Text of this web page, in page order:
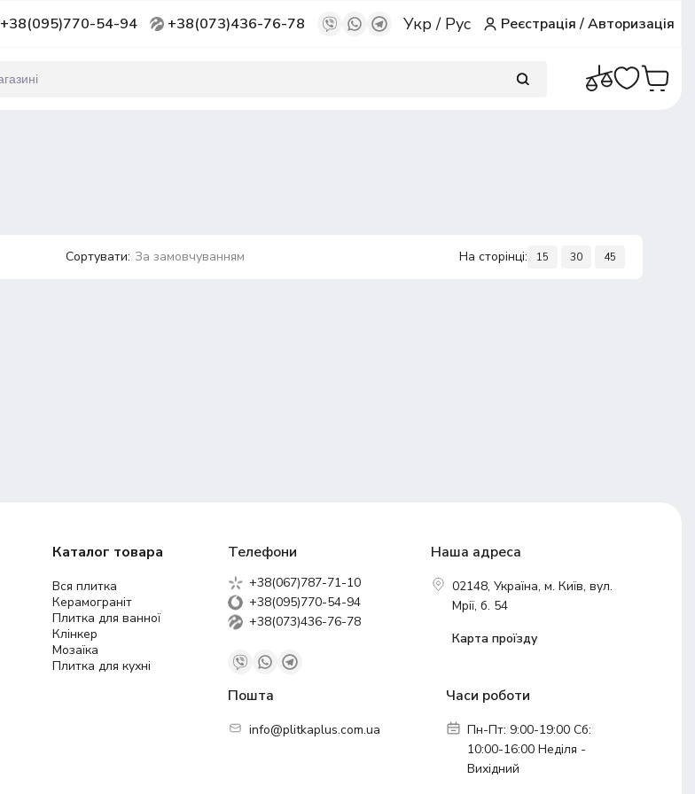
+38(095)770-54-94 +38(073)436-76-78 Укр/ Рус Реєстрація/Авторизація
Сортувати: За замовчуванням На сторінці: 15 30 45
Каталог товара
Вся плитка
Керамограніт
Плитка для ванної
Клінкер
Мозаїка
Плитка для кухні
Телефони
+38(067)787-71-10
+38(095)770-54-94
+38(073)436-76-78
Наша адреса
02148, Україна, м. Київ, вул.
Мрії, б. 54
Карта проїзду
Пошта
info@plitkaplus.com.ua
Часи роботи
Пн-Пт: 9:00-19:00 Сб:
10:00-16:00 Неділя -
Вихідний